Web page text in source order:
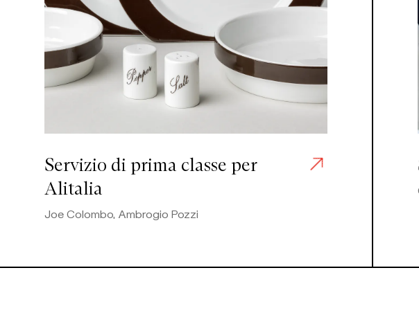
Servizio di prima classe per
Alitalia
Joe Colombo, Ambrogio Pozzi